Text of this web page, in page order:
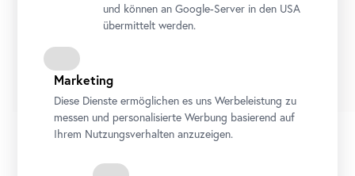
Lassnig
und können an Google-Server in den USA
übermittelt werden.
Marketing
Diese Dienste ermöglichen es uns Werbeleistung zu
messen und personalisierte Werbung basierend auf
Ihrem Nutzungsverhalten anzuzeigen.